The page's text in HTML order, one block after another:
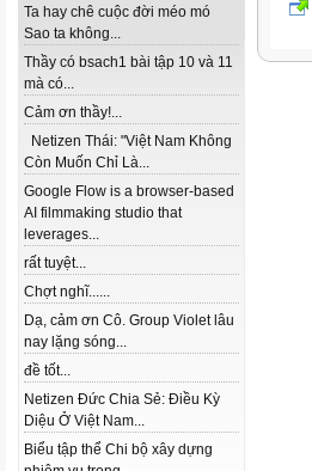
Ta hay chê cuộc đời méo mó
Sao ta không...
Thầy có bsach1 bài tập 10 và 11
mà có...
Cảm ơn thầy!...
Netizen Thái: "Việt Nam Không
Còn Muốn Chỉ Là...
Google Flow is a browser-based
AI filmmaking studio that
leverages...
rất tuyệt...
Chợt nghĩ......
Dạ, cảm ơn Cô. Group Violet lâu
nay lặng sóng...
đề tốt...
Netizen Đức Chia Sẻ: Điều Kỳ
Diệu Ở Việt Nam...
Biểu tập thể Chi bộ xây dựng